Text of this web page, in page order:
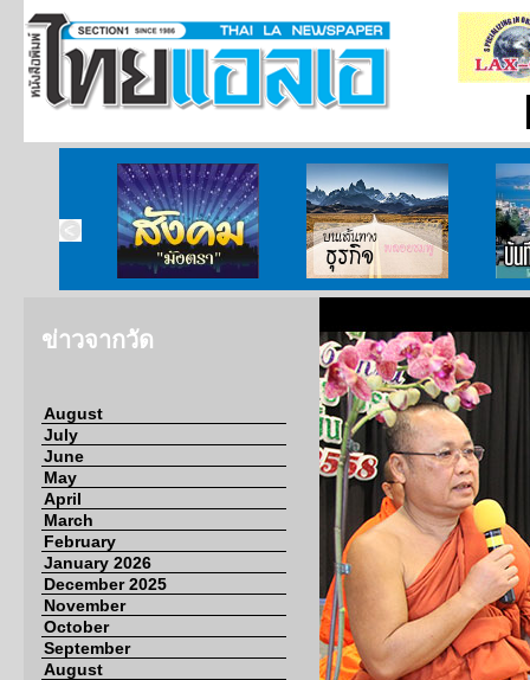
สังคมมังตรา บนเส้นทางธุรกิจ บั
ข่าวจากวัด
August
July
June
May
April
March
February
January 2026
December 2025
November
October
September
August